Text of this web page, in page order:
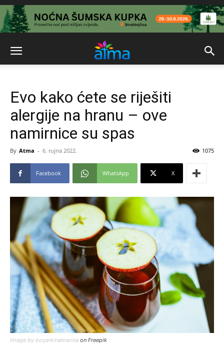
Evo kako ćete se riješiti
alergije na hranu – ove
namirnice su spas
By Atma - 6. rujna 2022. 1075
Facebook WhatsApp X
Image by boyarkinamarina on Freepik